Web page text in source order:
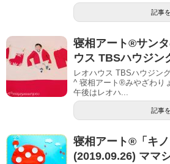
記事
寝相アート®︎サン
ウス TBSハウジン
レオハウス TBSハウジン
^ 寝相アート®︎みやざわり
午後はレオハ...
記事
寝相アート®「キ
(2019.09.26) ママ